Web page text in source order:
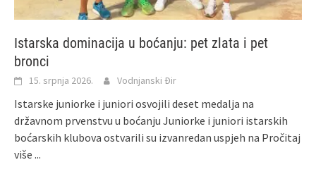
Istarska dominacija u boćanju: pet zlata i pet
bronci
15. srpnja 2026. Vodnjanski Đir
Istarske juniorke i juniori osvojili deset medalja na
državnom prvenstvu u boćanju Juniorke i juniori istarskih
boćarskih klubova ostvarili su izvanredan uspjeh na Pročitaj
više ...